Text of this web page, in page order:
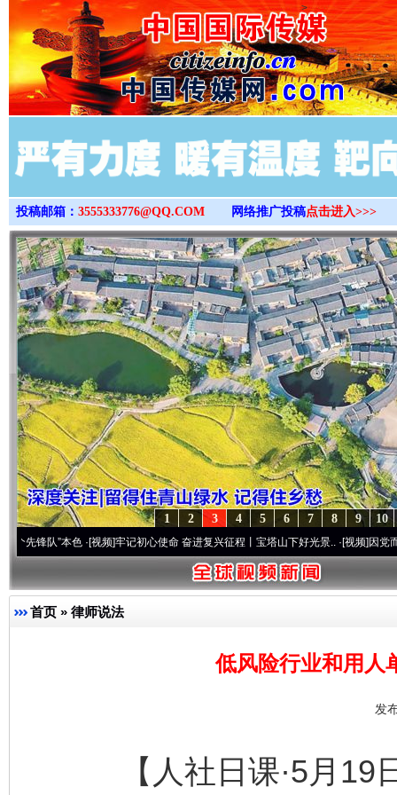
>
投稿邮箱： 3555333776@QQ.COM 网络推广投稿点击进入>>>
10
9
8
7
6
5
4
3
2
1
”本色·[视频]牢记初心使命 奋进复兴征程丨宝塔山下好光景..·[视频]因党而生 为党
首页 » 律师说法
低风险行业和用人
发
【人社日课·5月19日